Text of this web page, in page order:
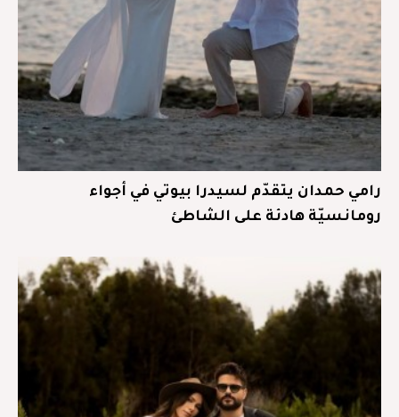
رامي حمدان يتقدّم لسيدرا بيوتي في أجواء
رومانسيّة هادئة على الشاطئ